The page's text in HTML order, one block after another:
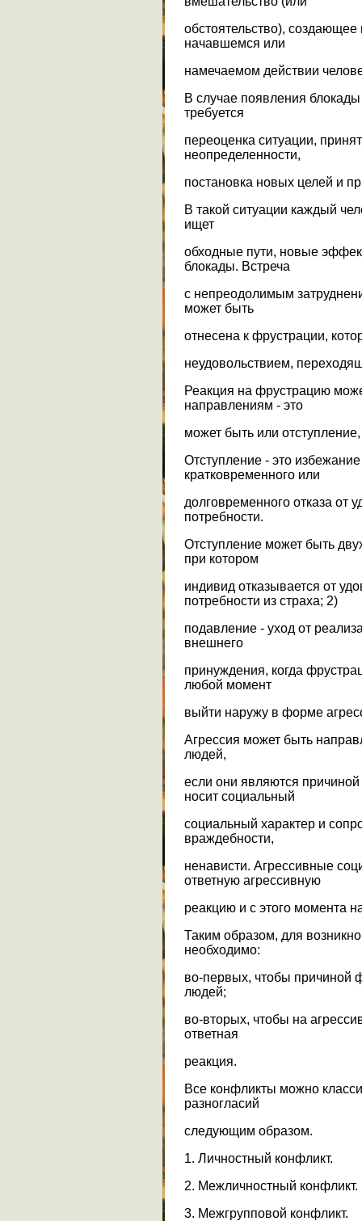
обстоятельство),
начавшемся или
намечаемом действии
В случае появления
требуется
переоценка ситуации,
неопределенности,
постановка новых целей и
В такой ситуации каждый
ищет
обходные пути, новые
блокады. Встреча
с непреодолимым
может быть
отнесена к фрустрации,
неудовольствием,
Реакция на фрустрацию
направлениям - это
может быть или
Отступление - это
кратковременного или
долговременного отказа от
потребности.
Отступление может быть
при котором
индивид отказывается от
потребности из страха; 2)
подавление - уход от
внешнего
принуждения, когда
любой момент
выйти наружу в форме
Агрессия может быть
людей,
если они являются
носит социальный
социальный характер и
враждебности,
ненависти. Агрессивные
ответную агрессивную
реакцию и с этого момента
Таким образом, для
необходимо:
во-первых, чтобы причиной
людей;
во-вторых, чтобы на
ответная
реакция.
Все конфликты можно
разногласий
следующим образом.
1. Личностный конфликт.
2. Межличностный конфликт.
3. Межгрупповой конфликт.